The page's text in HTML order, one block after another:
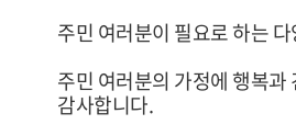
주민 여러분이 필요로 하는
주민 여러분의 가정에 행복
감사합니다.